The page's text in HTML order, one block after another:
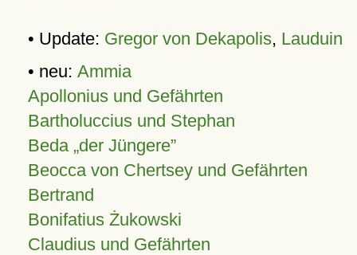
• Update: Gregor von Dekapolis, Lauduin
• neu: Ammia
Apollonius und Gefährten
Bartholuccius und Stephan
Beda „der Jüngere”
Beocca von Chertsey und Gefährten
Bertrand
Bonifatius Żukowski
Claudius und Gefährten